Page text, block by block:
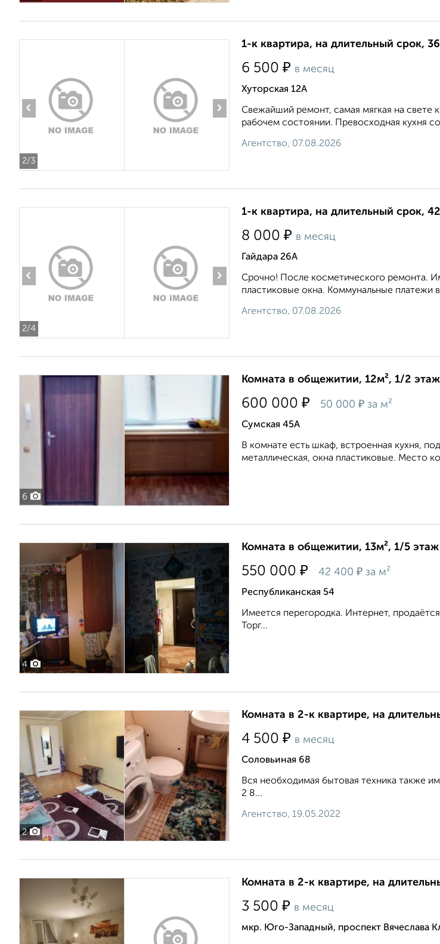
2/3
‹ ›
1-к квартира, на длительный срок,
6 500 ₽ в месяц
Хуторская 12А
Свежайший ремонт, самая мягкая на свете
рабочем состоянии. Превосходная кухня
Агентство, 07.08.2026
2/4
‹ ›
1-к квартира, на длительный срок,
8 000 ₽ в месяц
Гайдара 26А
Срочно! После косметического ремонта.
пластиковые окна. Коммунальные платежи
Агентство, 07.08.2026
6
Комната в общежитии, 12м², 1/2 этаж
600 000 ₽ 50 000 ₽ за м²
Сумская 45А
В комнате есть шкаф, встроенная кухня,
металлическая, окна пластиковые. Место
4
Комната в общежитии, 13м², 1/5 этаж
550 000 ₽ 42 400 ₽ за м²
Республиканская 54
Имеется перегородка. Интернет,
Торг...
2
Комната в 2-к квартире, на
4 500 ₽ в месяц
Соловьиная 68
Вся необходимая бытовая техника также
2 8...
Агентство, 19.05.2022
Комната в 2-к квартире, на
3 500 ₽ в месяц
мкр. Юго-Западный, проспект Вячеслава